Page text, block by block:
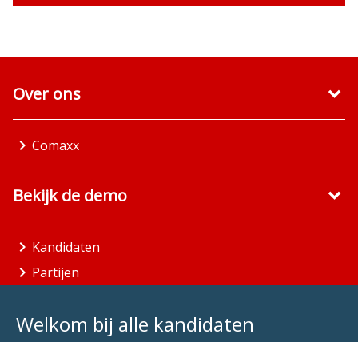
Welkom bij alle kandidaten
Over ons
Comaxx
Bekijk de demo
Kandidaten
Partijen
Aandachtsgebieden